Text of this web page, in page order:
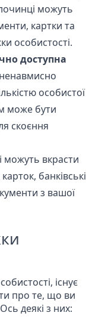
можуть
картки та
особистості.
доступна
особистої
може бути
скоєння
можуть вкрасти
банківські
з вашої
існує
про те, що ви
деякі з них: